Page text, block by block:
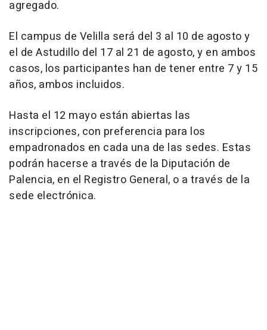
agregado.
El campus de Velilla será del 3 al 10 de agosto y
el de Astudillo del 17 al 21 de agosto, y en ambos
casos, los participantes han de tener entre 7 y 15
años, ambos incluidos.
Hasta el 12 mayo están abiertas las
inscripciones, con preferencia para los
empadronados en cada una de las sedes. Estas
podrán hacerse a través de la Diputación de
Palencia, en el Registro General, o a través de la
sede electrónica.